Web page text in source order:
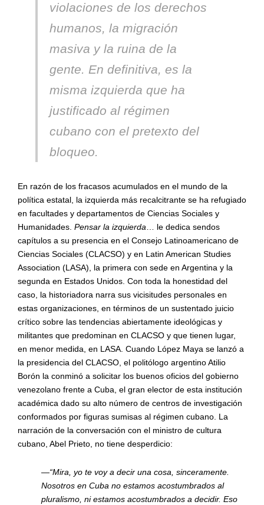
violaciones de los derechos
humanos, la migración
masiva y la ruina de la
gente. En definitiva, es la
misma izquierda que ha
justificado al régimen
cubano con el pretexto del
bloqueo.
En razón de los fracasos acumulados en el mundo de la
política estatal, la izquierda más recalcitrante se ha refugiado
en facultades y departamentos de Ciencias Sociales y
Humanidades. Pensar la izquierda… le dedica sendos
capítulos a su presencia en el Consejo Latinoamericano de
Ciencias Sociales (CLACSO) y en Latin American Studies
Association (LASA), la primera con sede en Argentina y la
segunda en Estados Unidos. Con toda la honestidad del
caso, la historiadora narra sus vicisitudes personales en
estas organizaciones, en términos de un sustentado juicio
crítico sobre las tendencias abiertamente ideológicas y
militantes que predominan en CLACSO y que tienen lugar,
en menor medida, en LASA. Cuando López Maya se lanzó a
la presidencia del CLACSO, el politólogo argentino Atilio
Borón la conminó a solicitar los buenos oficios del gobierno
venezolano frente a Cuba, el gran elector de esta institución
académica dado su alto número de centros de investigación
conformados por figuras sumisas al régimen cubano. La
narración de la conversación con el ministro de cultura
cubano, Abel Prieto, no tiene desperdicio:
—“Mira, yo te voy a decir una cosa, sinceramente.
Nosotros en Cuba no estamos acostumbrados al
pluralismo, ni estamos acostumbrados a decidir. Eso